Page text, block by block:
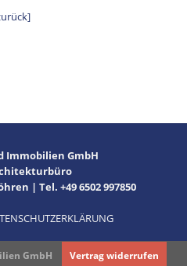
Immobilien GmbH
| Tel. +49 6502 997850
GmbH Vertrag widerrufen